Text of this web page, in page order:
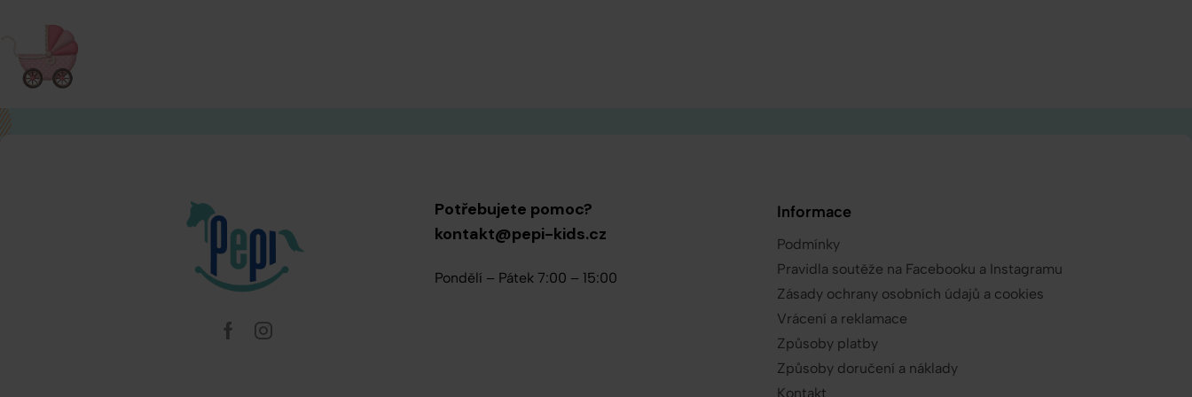
Potřebujete pomoc?
kontakt@pepi-kids.cz
Pondělí – Pátek 7:00 – 15:00
Informace
Podmínky
Pravidla soutěže na Facebooku a Instagramu
Zásady ochrany osobních údajů a cookies
Vrácení a reklamace
Způsoby platby
Způsoby doručení a náklady
Kontakt